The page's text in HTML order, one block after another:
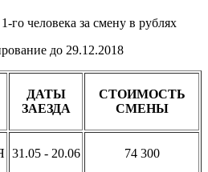
го человека за смену в рублях
до 29.12.2018
ДАТЫ
ЗАЕЗДА
СТОИМОСТЬ
СМЕНЫ
31.05 - 20.06 74 300